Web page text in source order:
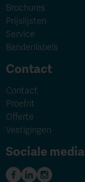
Brochures
Prijslijsten
Service
Bandenlabels
Contact
Contact
Proefrit
Offerte
Vestigingen
Sociale media